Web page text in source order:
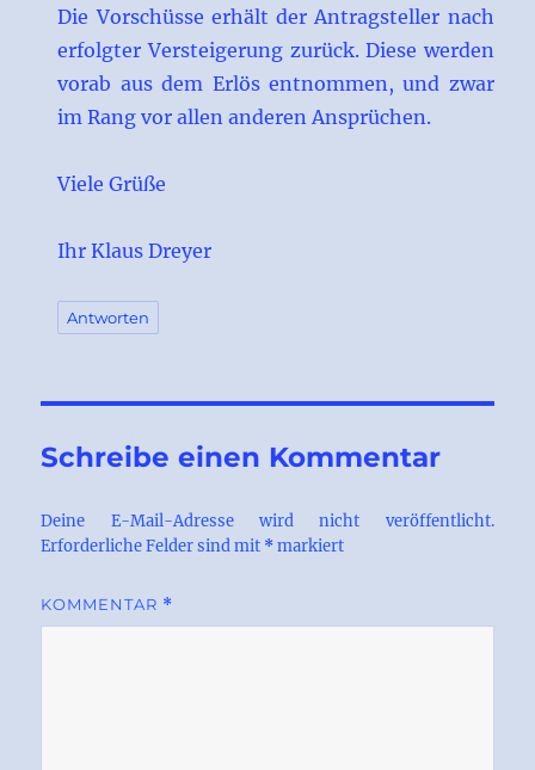
Die Vorschüsse erhält der Antragsteller nach
erfolgter Versteigerung zurück. Diese werden
vorab aus dem Erlös entnommen, und zwar
im Rang vor allen anderen Ansprüchen.
Viele Grüße
Ihr Klaus Dreyer
Antworten
Schreibe einen Kommentar
Deine E-Mail-Adresse wird nicht veröffentlicht.
Erforderliche Felder sind mit *markiert
KOMMENTAR *